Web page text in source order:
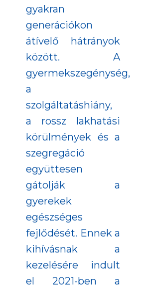
gyakran
generációkon
átívelő hátrányok
között. A
gyermekszegénység,
a
szolgáltatáshiány,
a rossz lakhatási
körülmények és a
szegregáció
együttesen
gátolják a
gyerekek
egészséges
fejlődését. Ennek a
kihívásnak a
kezelésére indult
el 2021-ben a